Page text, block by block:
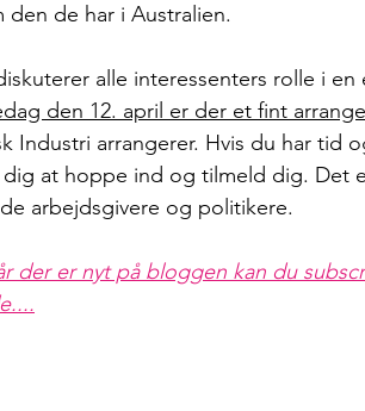
den de har i Australien.
alle interessenters rolle i en
den 12. april er der et fint
Industri arrangerer. Hvis du har tid
dig at hoppe ind og tilmeld dig. Det
arbejdsgivere og politikere.
der er nyt på bloggen kan du